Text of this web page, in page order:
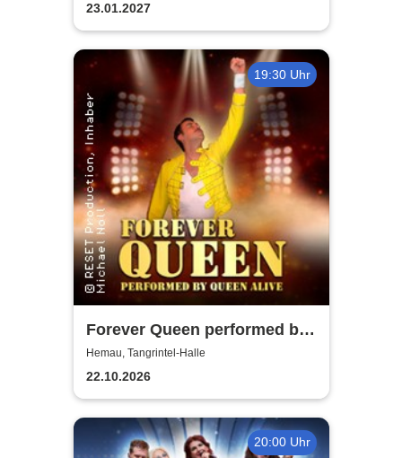
23.01.2027
19:30 Uhr
Forever Queen performed by
Queen Alive
Hemau, Tangrintel-Halle
22.10.2026
20:00 Uhr